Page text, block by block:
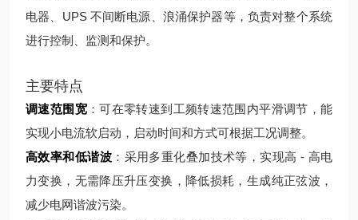
电器、UPS 不间断电源、浪涌保护器等，负责对整个系统
进行控制、监测和保护。
主要特点
调速范围宽：可在零转速到工频转速范围内平滑调节，能
实现小电流软启动，启动时间和方式可根据工况调整。
高效率和低谐波 ：采用多重化叠加技术等，实现高 - 高电
力变换，无需降压升压变换，降低损耗，生成纯正弦波，
减少电网谐波污染。